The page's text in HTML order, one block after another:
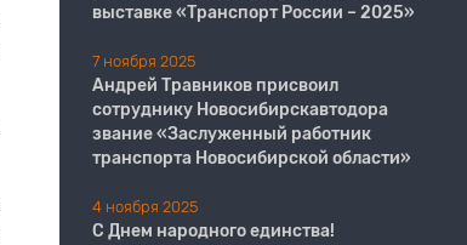
выставке «Транспорт России – 2025»
7 ноября 2025
Андрей Травников присвоил
сотруднику Новосибирскавтодора
звание «Заслуженный работник
транспорта Новосибирской области»
4 ноября 2025
С Днем народного единства!